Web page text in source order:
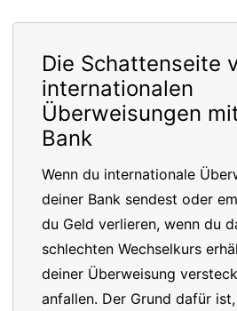
Die Schattenseite
internationalen
Überweisungen
Bank
Wenn du internationale
deiner Bank sendest oder
du Geld verlieren, wenn du
schlechten Wechselkurs
deiner Überweisung
anfallen. Der Grund dafür